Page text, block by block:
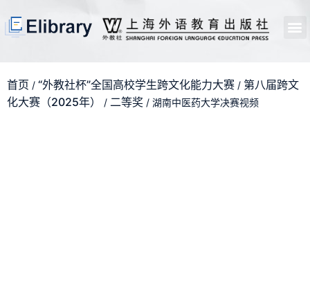
首页 / “外教社杯”全国高校学生跨文化能力大赛 / 第八届跨文
化大赛（2025年）
/ 二等奖 / 湖南中医药大学决赛视频